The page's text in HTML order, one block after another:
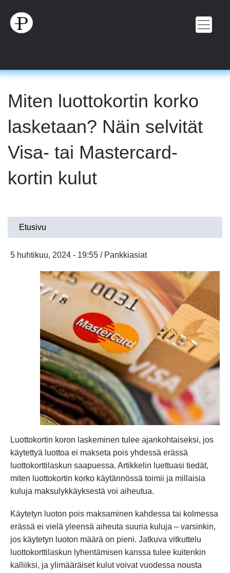
pääsisältöön
Miten luottokortin korko
lasketaan? Näin selvität
Visa- tai Mastercard-
kortin kulut
Olet
täällä
Etusivu
5 huhtikuu, 2024 - 19:55 / Pankkiasiat
Luottokortin koron laskeminen tulee ajankohtaiseksi, jos
käytettyä luottoa ei makseta pois yhdessä erässä
luottokorttilaskun saapuessa. Artikkelin luettuasi tiedät,
miten luottokortin korko käytännössä toimii ja millaisia
kuluja maksulykkäyksestä voi aiheutua.
Käytetyn luoton pois maksaminen kahdessa tai kolmessa
erässä ei vielä yleensä aiheuta suuria kuluja – varsinkin,
jos käytetyn luoton määrä on pieni. Jatkuva vitkuttelu
luottokorttilaskun lyhentämisen kanssa tulee kuitenkin
kalliiksi, ja ylimääräiset kulut voivat vuodessa nousta